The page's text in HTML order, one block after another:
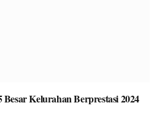
Kelurahan Berprestasi 2024